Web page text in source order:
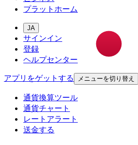
プラットホーム
JA
サインイン
登録
ヘルプセンター
アプリをゲットする
メニューを切り替え
通貨換算ツール
通貨チャート
レートアラート
送金する